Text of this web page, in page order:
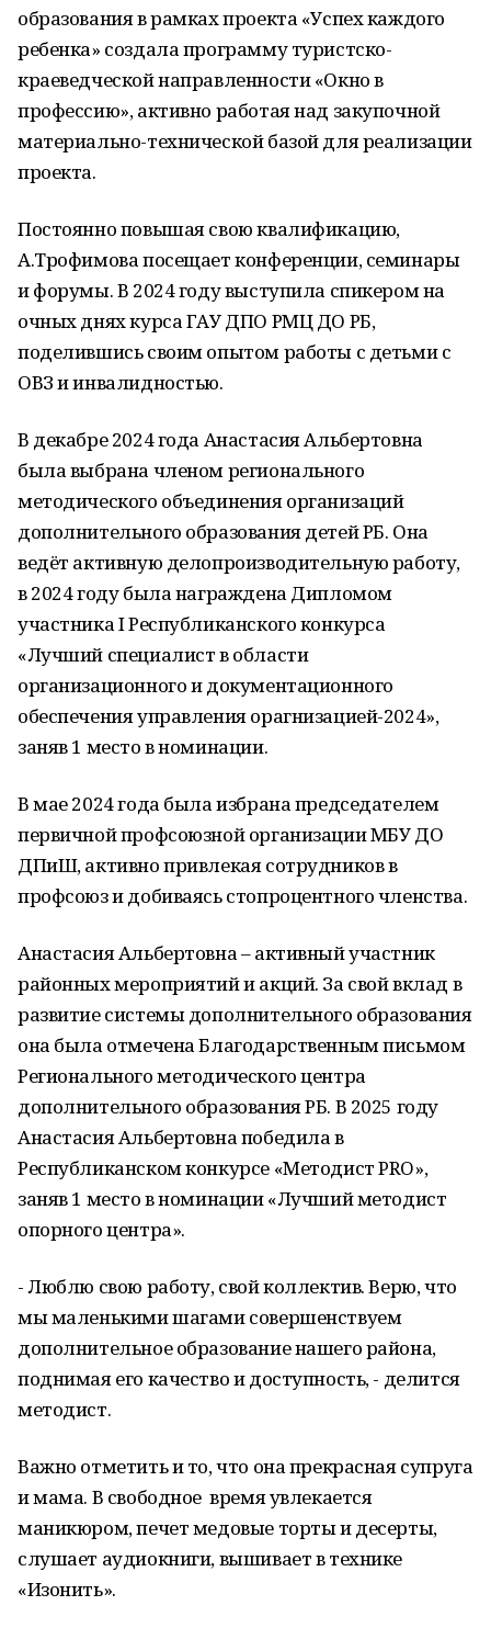
образования в рамках проекта «Успех каждого
ребенка» создала программу туристско-
краеведческой направленности «Окно в
профессию», активно работая над закупочной
материально-технической базой для реализации
проекта.
Постоянно повышая свою квалификацию,
А.Трофимова посещает конференции, семинары
и форумы. В 2024 году выступила спикером на
очных днях курса ГАУ ДПО РМЦ ДО РБ,
поделившись своим опытом работы с детьми с
ОВЗ и инвалидностью.
В декабре 2024 года Анастасия Альбертовна
была выбрана членом регионального
методического объединения организаций
дополнительного образования детей РБ. Она
ведёт активную делопроизводительную работу,
в 2024 году была награждена Дипломом
участника I Республиканского конкурса
«Лучший специалист в области
организационного и документационного
обеспечения управления орагнизацией-2024»,
заняв 1 место в номинации.
В мае 2024 года была избрана председателем
первичной профсоюзной организации МБУ ДО
ДПиШ, активно привлекая сотрудников в
профсоюз и добиваясь стопроцентного членства.
Анастасия Альбертовна – активный участник
районных мероприятий и акций. За свой вклад в
развитие системы дополнительного образования
она была отмечена Благодарственным письмом
Регионального методического центра
дополнительного образования РБ. В 2025 году
Анастасия Альбертовна победила в
Республиканском конкурсе «Методист PRO»,
заняв 1 место в номинации «Лучший методист
опорного центра».
- Люблю свою работу, свой коллектив. Верю, что
мы маленькими шагами совершенствуем
дополнительное образование нашего района,
поднимая его качество и доступность, - делится
методист.
Важно отметить и то, что она прекрасная супруга
и мама. В свободное время увлекается
маникюром, печет медовые торты и десерты,
слушает аудиокниги, вышивает в технике
«Изонить».